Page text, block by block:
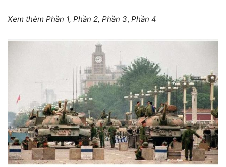
Xem thêm Phần 1, Phần 2, Phần 3, Phần 4